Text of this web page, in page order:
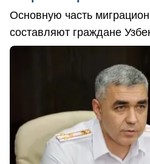
Основную часть
составляют граждане